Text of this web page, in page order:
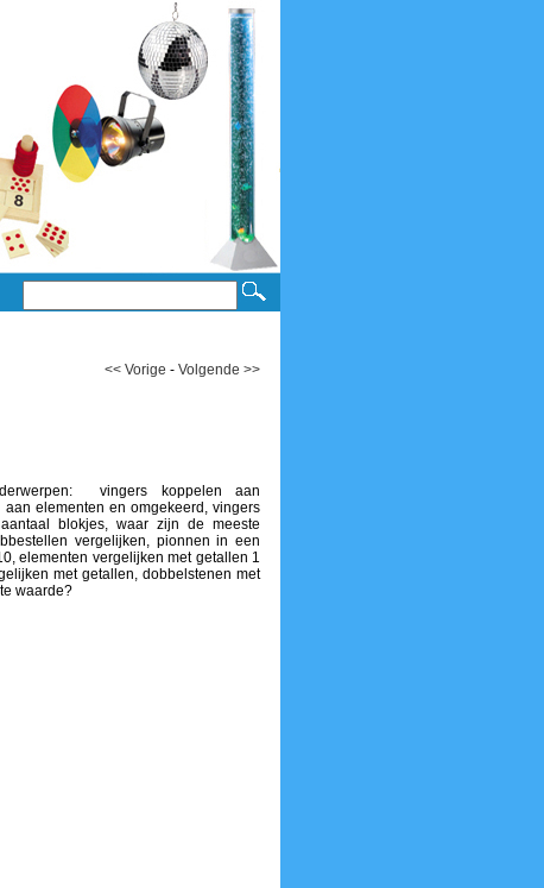
<< Vorige - Volgende >>
vingers koppelen aan
elementen en omgekeerd, vingers
blokjes, waar zijn de meeste
vergelijken, pionnen in een
elementen vergelijken met getallen 1
met getallen, dobbelstenen met
waarde?